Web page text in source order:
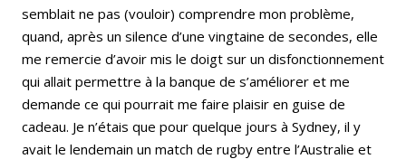
semblait ne pas (vouloir) comprendre mon problème,
quand, après un silence d’une vingtaine de secondes, elle
me remercie d’avoir mis le doigt sur un disfonctionnement
qui allait permettre à la banque de s’améliorer et me
demande ce qui pourrait me faire plaisir en guise de
cadeau. Je n’étais que pour quelque jours à Sydney, il y
avait le lendemain un match de rugby entre l’Australie et